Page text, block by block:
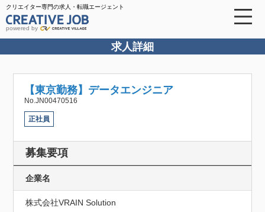
クリエイター専門の求人・転職エージェント
powered by
求人詳細
【東京勤務】データエンジニア
No.JN00470516
正社員
募集要項
企業名
株式会社VRAIN Solution